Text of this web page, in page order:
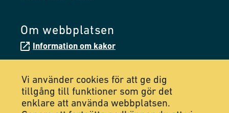
Om webbplatsen
Information om kakor
Följ oss på Facebook
Vi använder cookies för att ge dig
tillgång till funktioner som gör det
enklare att använda webbplatsen.